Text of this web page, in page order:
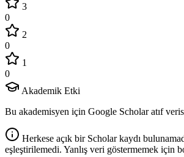
3
0
2
0
1
0
Akademik Etki
Bu akademisyen için Google Scholar atıf
Herkese açık bir Scholar kaydı
eşleştirilemedi. Yanlış veri göstermemek için